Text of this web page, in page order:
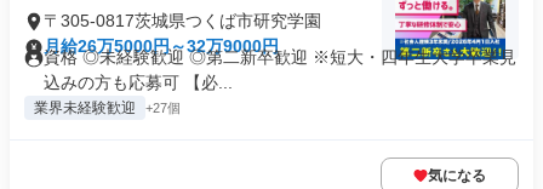
〒305-0817茨城県つくば市研究学園
月給26万5000円～32万9000円
資格 ◎未経験歓迎 ◎第二新卒歓迎 ※短大・四年生大学卒業見
込みの方も応募可 【必...
業界未経験歓迎 +27個
気になる